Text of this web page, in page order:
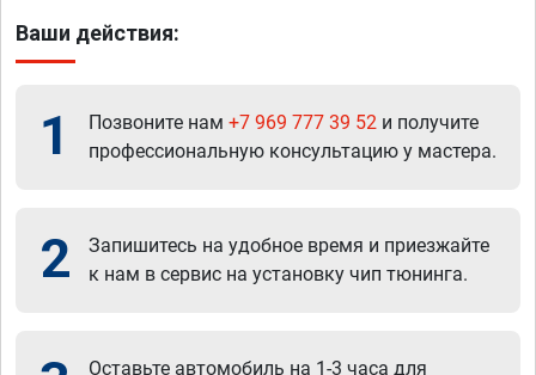
Ваши действия:
1 Позвоните нам +7 969 777 39 52 и получите
профессиональную консультацию у мастера.
2
Запишитесь на удобное время и приезжайте
к нам в сервис на установку чип тюнинга.
Оставьте автомобиль на 1-3 часа для